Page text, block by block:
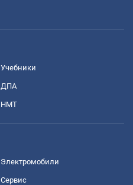
Учебники
ДПА
НМТ
Электромобили
Сервис